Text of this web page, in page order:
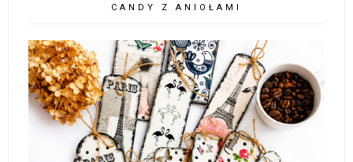
CANDY Z ANIOŁAMI